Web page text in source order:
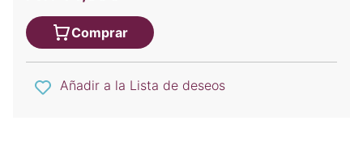
Comprar
Añadir a la Lista de deseos